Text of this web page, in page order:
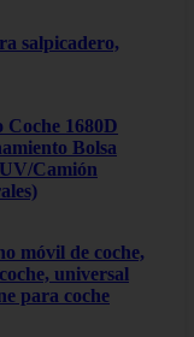
salpicadero,
1680D
Bolsa
Camión
móvil de coche,
universal
para coche